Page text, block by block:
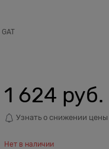
GAT
1 624 руб.
Узнать о снижении цены
Нет в наличии